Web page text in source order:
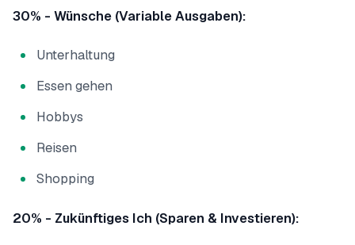
30% - Wünsche (Variable Ausgaben):
Unterhaltung
Essen gehen
Hobbys
Reisen
Shopping
20% - Zukünftiges Ich (Sparen & Investieren):